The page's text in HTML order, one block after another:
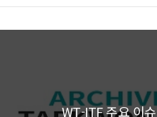
WT-ITF 주요 이슈